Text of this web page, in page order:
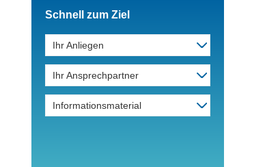
Schnell zum Ziel
Ihr Anliegen
Ihr Ansprechpartner
Informationsmaterial